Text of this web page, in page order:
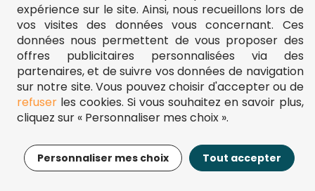
14,95€ Ajouter au panier
** Frais d'envoi = 6,95 € (France) / gratuit à partir de 45 €.
fou-de-puzzle.com : le site référence pour acheter des puzzles de
qualité à bon prix.
© Fou-de-puzzle.com 2011 - 2026
expérience sur le site. Ainsi, nous recueillons lors de
vos visites des données vous concernant. Ces
données nous permettent de vous proposer des
offres publicitaires personnalisées via des
partenaires, et de suivre vos données de navigation
sur notre site. Vous pouvez choisir d'accepter ou de
refuserles cookies. Si vous souhaitez en savoir plus,
cliquez sur « Personnaliser mes choix ».
Personnaliser mes choix Tout accepter